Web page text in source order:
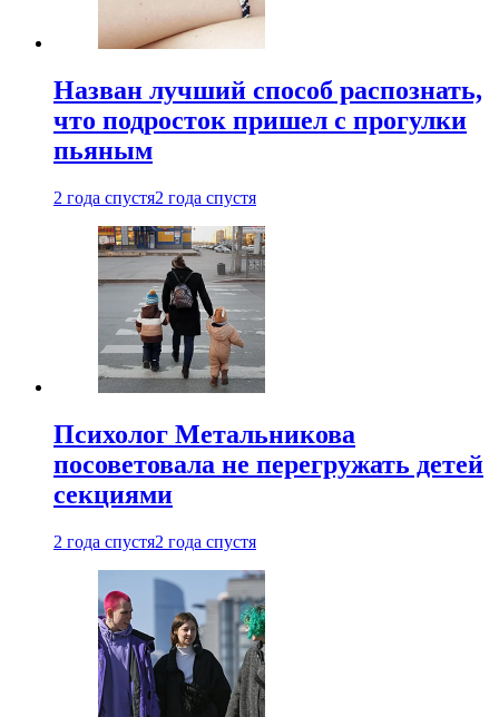
Назван лучший способ распознать,
что подросток пришел с прогулки
пьяным
2 года спустя2 года спустя
Психолог Метальникова
посоветовала не перегружать детей
секциями
2 года спустя2 года спустя